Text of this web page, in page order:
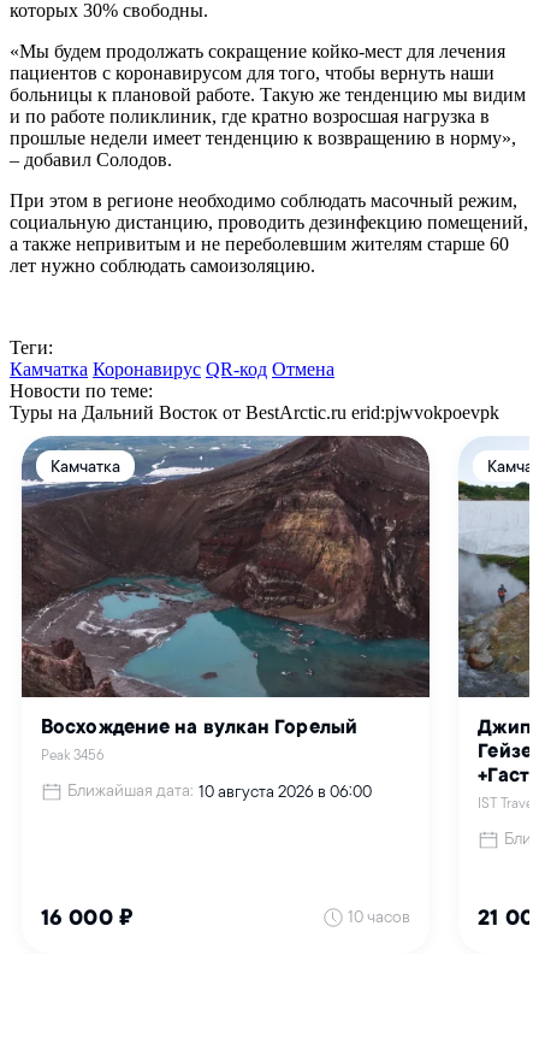
которых 30% свободны.
«Мы будем продолжать сокращение койко-мест для лечения
пациентов с коронавирусом для того, чтобы вернуть наши
больницы к плановой работе. Такую же тенденцию мы видим
и по работе поликлиник, где кратно возросшая нагрузка в
прошлые недели имеет тенденцию к возвращению в норму»,
– добавил Солодов.
При этом в регионе необходимо соблюдать масочный режим,
социальную дистанцию, проводить дезинфекцию помещений,
а также непривитым и не переболевшим жителям старше 60
лет нужно соблюдать самоизоляцию.
Теги:
Камчатка Коронавирус QR-код Отмена
Новости по теме:
Туры на Дальний Восток от BestArctic.ru erid:pjwvokpoevpk